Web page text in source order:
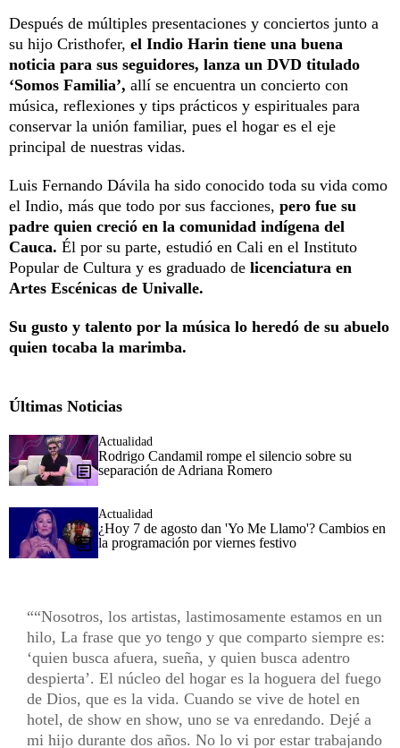
Después de múltiples presentaciones y conciertos junto a
su hijo Cristhofer, el Indio Harin tiene una buena
noticia para sus seguidores, lanza un DVD titulado
‘Somos Familia’, allí se encuentra un concierto con
música, reflexiones y tips prácticos y espirituales para
conservar la unión familiar, pues el hogar es el eje
principal de nuestras vidas.
Luis Fernando Dávila ha sido conocido toda su vida como
el Indio, más que todo por sus facciones, pero fue su
padre quien creció en la comunidad indígena del
Cauca. Él por su parte, estudió en Cali en el Instituto
Popular de Cultura y es graduado de licenciatura en
Artes Escénicas de Univalle.
Su gusto y talento por la música lo heredó de su abuelo
quien tocaba la marimba.
Últimas Noticias
Actualidad
Rodrigo Candamil rompe el silencio sobre su
separación de Adriana Romero
Actualidad
¿Hoy 7 de agosto dan 'Yo Me Llamo'? Cambios en
la programación por viernes festivo
“Nosotros, los artistas, lastimosamente estamos en un
hilo, La frase que yo tengo y que comparto siempre es:
‘quien busca afuera, sueña, y quien busca adentro
despierta’. El núcleo del hogar es la hoguera del fuego
de Dios, que es la vida. Cuando se vive de hotel en
hotel, de show en show, uno se va enredando. Dejé a
mi hijo durante dos años. No lo vi por estar trabajando